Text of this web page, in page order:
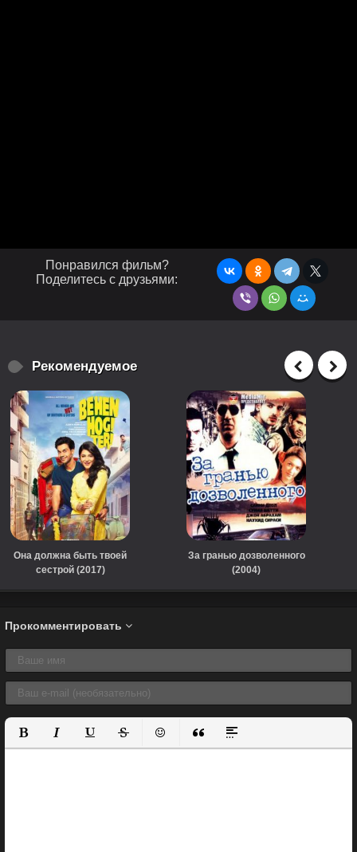
Понравился фильм?
Поделитесь с друзьями:
Рекомендуемое
Она должна быть твоей
сестрой (2017)
За гранью дозволенного
(2004)
Прокомментировать
Полужирный
КурсивПодчеркнутый
ЗачеркнутыйВставить смайлик
Вставка цитаты
Вставка спойлера